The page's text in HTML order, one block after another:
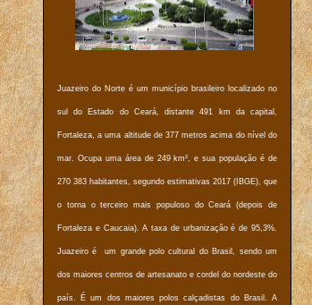
Juazeiro do Norte é um município brasileiro localizado no
sul do Estado do Ceará, distante 491 km da capital,
Fortaleza, a uma altitude de 377 metros acima do nível do
mar. Ocupa uma área de 249 km², e sua população é de
270 383 habitantes, segundo estimativas 2017 (IBGE), que
o torna o terceiro mais populoso do Ceará (depois de
Fortaleza e Caucaia). A taxa de urbanização é de 95,3%.
Juazeiro é um grande polo cultural do Brasil, sendo um
dos maiores centros de artesanato e cordel do nordeste do
país. É um dos maiores polos calçadistas do Brasil. A